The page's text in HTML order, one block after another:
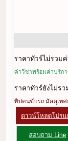
ราคาทัวร์ไม่รวม
ค่าวีซ่าพร้อมค่าบริก
ราคาทัวร์ยังไม่ร
ทิปคนขับรถ มัคคุเทศ
ดาวน์โหลดโปรแ
สอบถาม Line